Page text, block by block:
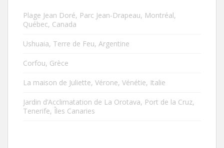
Plage Jean Doré, Parc Jean-Drapeau, Montréal,
Québec, Canada
Ushuaia, Terre de Feu, Argentine
Corfou, Grèce
La maison de Juliette, Vérone, Vénétie, Italie
Jardin d’Acclimatation de La Orotava, Port de la Cruz,
Tenerife, Îles Canaries